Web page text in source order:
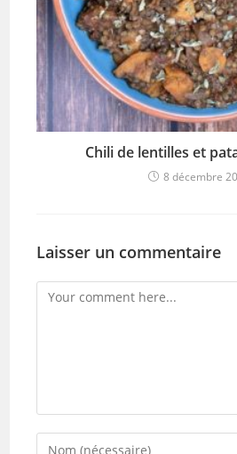
Chili de lentilles et
8 décembre
Laisser un commentaire